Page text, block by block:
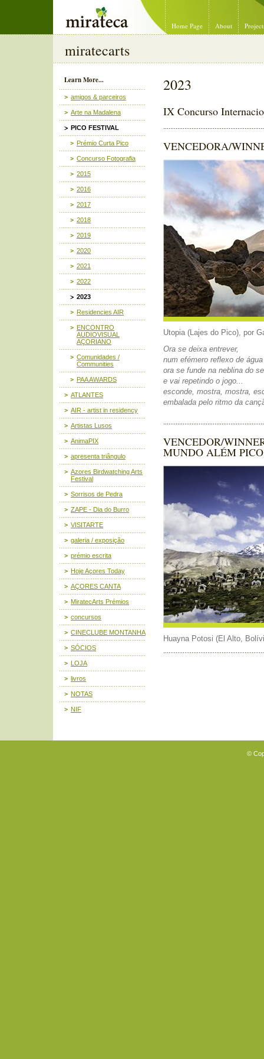
Home Page About
miratecarts
Learn More...
amigos & parceiros
Arte na Madalena
PICO FESTIVAL
Prémio Curta Pico
Concurso Fotografia
2015
2016
2017
2018
2019
2020
2021
2022
2023
Residencies AIR
ENCONTRO
AUDIOVISUAL
AÇORIANO
Comunidades /
Communities
PAA AWARDS
ATLANTES
AIR - artist in residency
Artistas Lusos
AnimaPIX
apresenta triângulo
Azores Birdwatching Arts
Festival
Sorrisos de Pedra
ZAPE - Dia do Burro
VISITARTE
galeria / exposição
prémio escrita
Hoje Açores Today
AÇORES CANTA
MiratecArts Prémios
concursos
CINECLUBE MONTANHA
SÓCIOS
LOJA
livros
NOTAS
NIF
2023
IX Concurso
VENCEDORA/
Utopia (Lajes do Pico), por
Ora se deixa entrever,
num efémero reflexo de
ora se funde na neblina do
e vai repetindo o jogo...
esconde, mostra, mostra,
embalada pelo ritmo da
VENCEDOR/
MUNDO ALÉM PICO
Huayna Potosi (El Alto,
©